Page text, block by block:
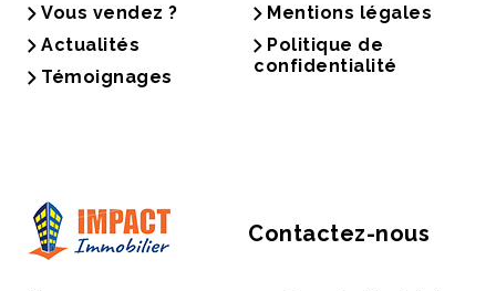
Vous vendez ?
Actualités
Témoignages
Mentions légales
Politique de
confidentialité
Contactez-nous